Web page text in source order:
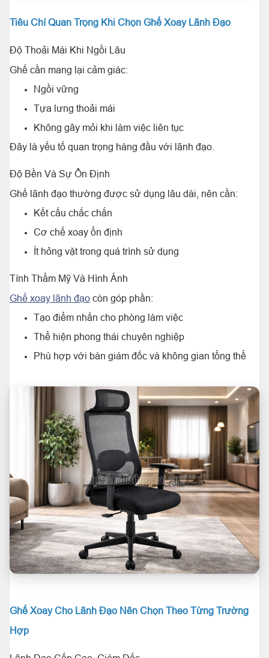
Tiêu Chí Quan Trọng Khi Chọn Ghế Xoay Lãnh Đạo
Độ Thoải Mái Khi Ngồi Lâu
Ghế cần mang lại cảm giác:
Ngồi vững
Tựa lưng thoải mái
Không gây mỏi khi làm việc liên tục
Đây là yếu tố quan trọng hàng đầu với lãnh đạo.
Độ Bền Và Sự Ổn Định
Ghế lãnh đạo thường được sử dụng lâu dài, nên cần:
Kết cấu chắc chắn
Cơ chế xoay ổn định
Ít hỏng vặt trong quá trình sử dụng
Tính Thẩm Mỹ Và Hình Ảnh
Ghế xoay lãnh đạo còn góp phần:
Tạo điểm nhấn cho phòng làm việc
Thể hiện phong thái chuyên nghiệp
Phù hợp với bàn giám đốc và không gian tổng thể
Ghế Xoay Cho Lãnh Đạo Nên Chọn Theo Từng Trường
Hợp